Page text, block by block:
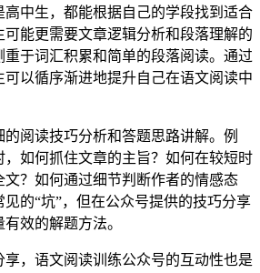
高中生，都能根据自己的学段找到适合
能更需要文章逻辑分析和段落理解的
于词汇积累和简单的段落阅读。通过
以循序渐进地提升自己在语文阅读中
阅读技巧分析和答题思路讲解。例
如何抓住文章的主旨？如何在较短时
文？如何通过细节判断作者的情感态
的“坑”，但在公众号提供的技巧分享
效的解题方法。
享，语文阅读训练公众号的互动性也是